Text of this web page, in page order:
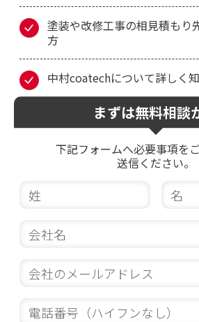
塗装や改修工事の相見積もり
方
中村coatechについて詳しく
まずは無料相談
下記フォームへ必要事項を
送信ください。